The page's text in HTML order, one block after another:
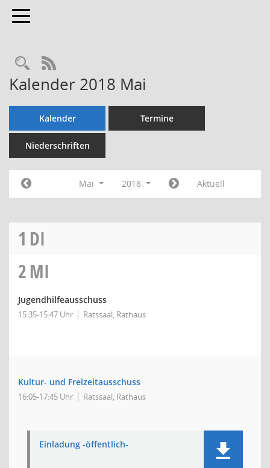
Toggle navigation
Rechercheauswahl
RSS-Feed
Kalender 2018 Mai
Kalender Termine
Niederschriften
Mai 2018 Aktuell
1 DI
2MI
Jugendhilfeausschuss
15:35-15:47 Uhr Ratssaal, Rathaus
Kultur- und Freizeitausschuss
16:05-17:45 Uhr Ratssaal, Rathaus
Einladung -öffentlich-